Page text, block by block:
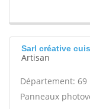
Sarl créative
Artisan
Département: 69
Panneaux